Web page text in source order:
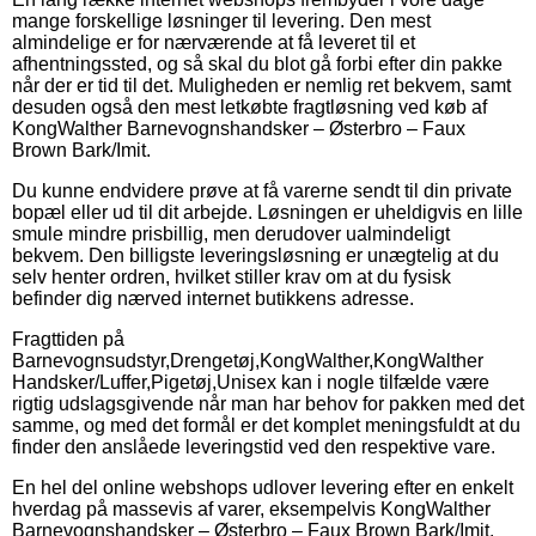
mange forskellige løsninger til levering. Den mest
almindelige er for nærværende at få leveret til et
afhentningssted, og så skal du blot gå forbi efter din pakke
når der er tid til det. Muligheden er nemlig ret bekvem, samt
desuden også den mest letkøbte fragtløsning ved køb af
KongWalther Barnevognshandsker – Østerbro – Faux
Brown Bark/Imit.
Du kunne endvidere prøve at få varerne sendt til din private
bopæl eller ud til dit arbejde. Løsningen er uheldigvis en lille
smule mindre prisbillig, men derudover ualmindeligt
bekvem. Den billigste leveringsløsning er unægtelig at du
selv henter ordren, hvilket stiller krav om at du fysisk
befinder dig nærved internet butikkens adresse.
Fragttiden på
Barnevognsudstyr,Drengetøj,KongWalther,KongWalther
Handsker/Luffer,Pigetøj,Unisex kan i nogle tilfælde være
rigtig udslagsgivende når man har behov for pakken med det
samme, og med det formål er det komplet meningsfuldt at du
finder den anslåede leveringstid ved den respektive vare.
En hel del online webshops udlover levering efter en enkelt
hverdag på massevis af varer, eksempelvis KongWalther
Barnevognshandsker – Østerbro – Faux Brown Bark/Imit,